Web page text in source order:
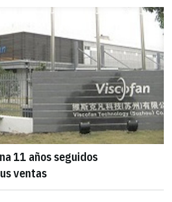
11 años seguidos
ventas